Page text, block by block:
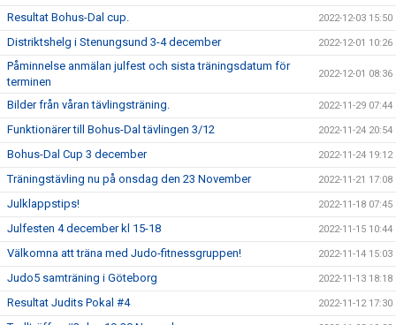
Resultat Bohus-Dal cup. 2022-12-03 15:50
Distriktshelg i Stenungsund 3-4 december 2022-12-01 10:26
Påminnelse anmälan julfest och sista träningsdatum för
terminen
2022-12-01 08:36
Bilder från våran tävlingsträning. 2022-11-29 07:44
Funktionärer till Bohus-Dal tävlingen 3/12 2022-11-24 20:54
Bohus-Dal Cup 3 december 2022-11-24 19:12
Träningstävling nu på onsdag den 23 November 2022-11-21 17:08
Julklappstips! 2022-11-18 07:45
Julfesten 4 december kl 15-18 2022-11-15 10:44
Välkomna att träna med Judo-fitnessgruppen! 2022-11-14 15:03
Judo5 samträning i Göteborg 2022-11-13 18:18
Resultat Judits Pokal #4 2022-11-12 17:30